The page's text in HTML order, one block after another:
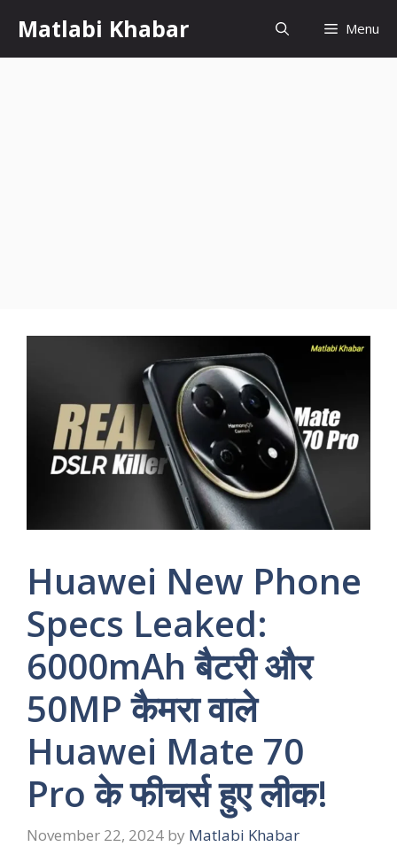
content
Matlabi Khabar Menu
Huawei New Phone
Specs Leaked:
6000mAh बैटरी और
50MP कैमरा वाले
Huawei Mate 70
Pro के फीचर्स हुए लीक!
November 22, 2024 by Matlabi Khabar